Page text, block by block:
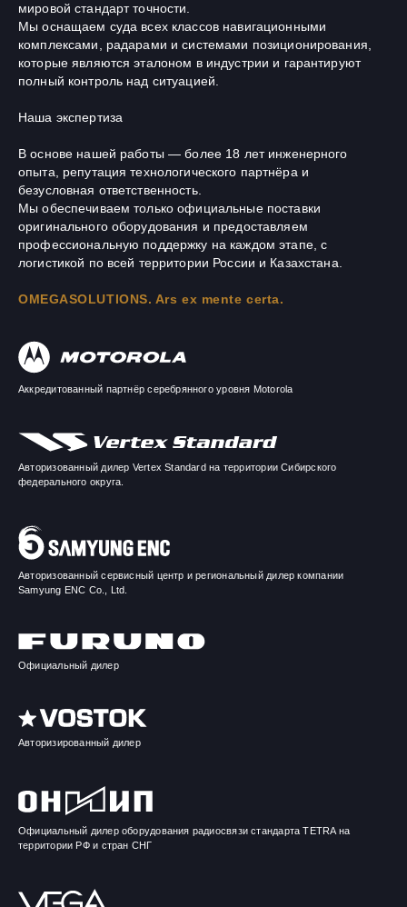
мировой стандарт точности.
Мы оснащаем суда всех классов навигационными
комплексами, радарами и системами позиционирования,
которые являются эталоном в индустрии и гарантируют
полный контроль над ситуацией.
Наша экспертиза
В основе нашей работы — более 18 лет инженерного
опыта, репутация технологического партнёра и
безусловная ответственность.
Мы обеспечиваем только официальные поставки
оригинального оборудования и предоставляем
профессиональную поддержку на каждом этапе, с
логистикой по всей территории России и Казахстана.
OMEGASOLUTIONS. Ars ex mente certa.
Аккредитованный партнёр серебрянного уровня Motorola
Авторизованный дилер Vertex Standard на территории Сибирского
федерального округа.
Авторизованный сервисный центр и региональный дилер компании
Samyung ENC Co., Ltd.
Официальный дилер
Авторизированный дилер
Официальный дилер оборудования радиосвязи стандарта TETRA на
территории РФ и стран СНГ